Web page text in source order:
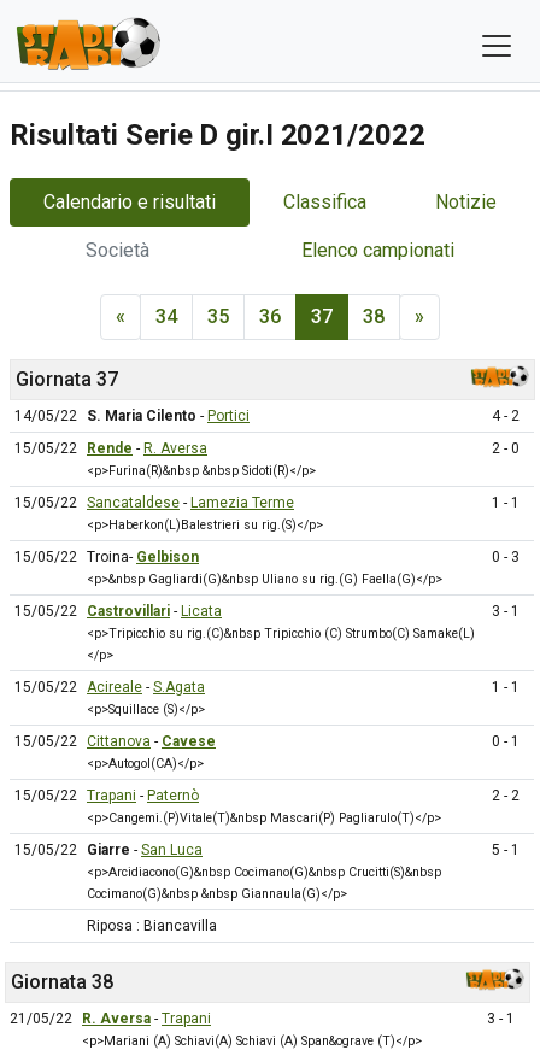
Risultati Serie D gir.I 2021/2022
Calendario e risultati Classifica Notizie
Società Elenco campionati
« 34 35 36 37 38 »
Giornata 37
14/05/22 S. Maria Cilento - Portici
4 - 2
15/05/22
Rende - R. Aversa
<p>Furina(R)&nbsp &nbsp Sidoti(R)</p>
2 - 0
15/05/22 Sancataldese - Lamezia Terme
<p>Haberkon(L)Balestrieri su rig.(S)</p>
1 - 1
15/05/22 Troina- Gelbison
<p>&nbsp Gagliardi(G)&nbsp Uliano su rig.(G) Faella(G)</p>
0 - 3
15/05/22 Castrovillari - Licata
<p>Tripicchio su rig.(C)&nbsp Tripicchio (C) Strumbo(C) Samake(L)
</p>
3 - 1
15/05/22 Acireale - S.Agata
<p>Squillace (S)</p>
1 - 1
15/05/22 Cittanova - Cavese
<p>Autogol(CA)</p>
0 - 1
15/05/22 Trapani - Paternò
<p>Cangemi.(P)Vitale(T)&nbsp Mascari(P) Pagliarulo(T)</p>
2 - 2
15/05/22 Giarre - San Luca
<p>Arcidiacono(G)&nbsp Cocimano(G)&nbsp Crucitti(S)&nbsp
Cocimano(G)&nbsp &nbsp Giannaula(G)</p>
5 - 1
Riposa : Biancavilla
Giornata 38
21/05/22 R. Aversa - Trapani
<p>Mariani (A) Schiavi(A) Schiavi (A) Span&ograve (T)</p>
3 - 1